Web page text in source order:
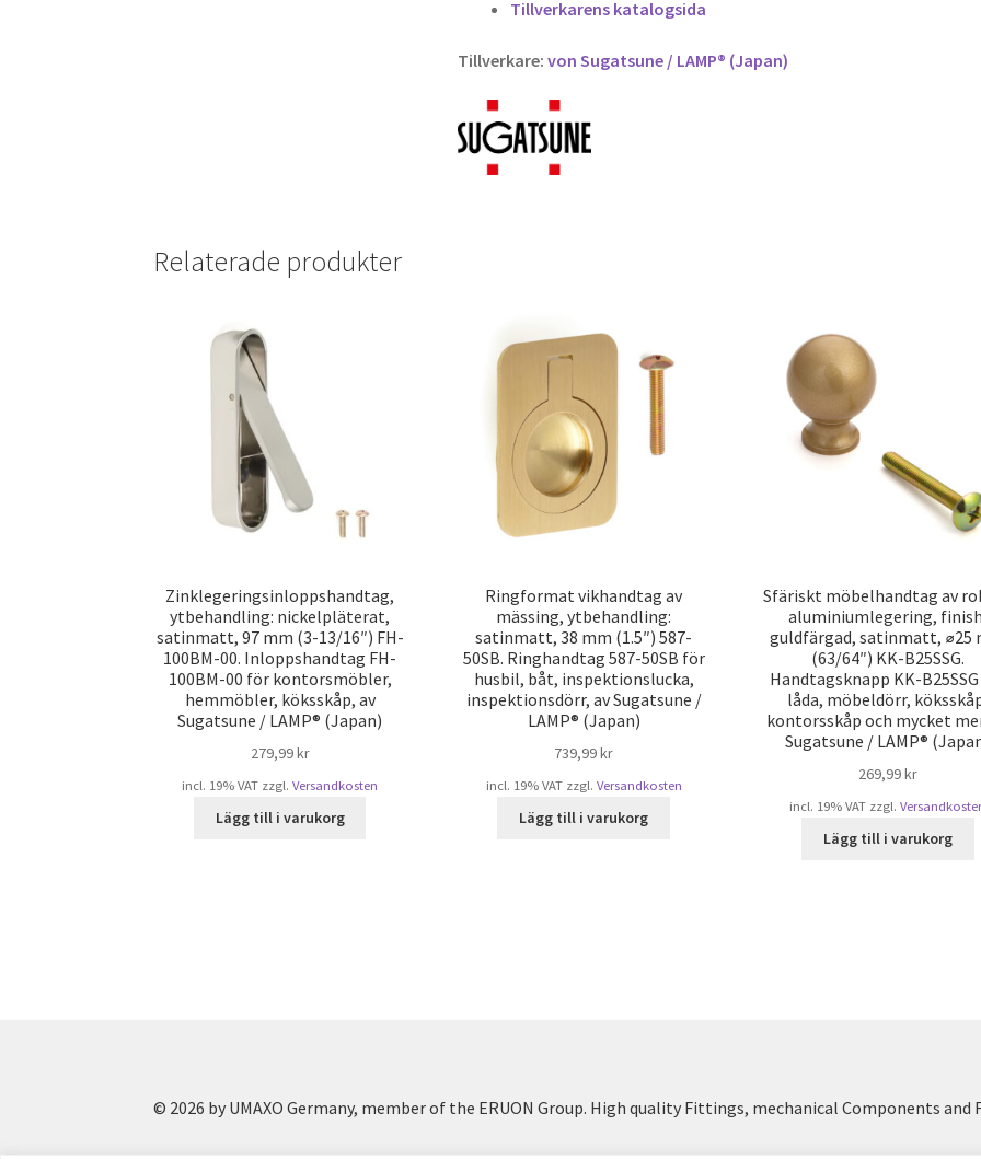
Tillverkarens katalogsida
Tillverkare: von Sugatsune / LAMP® (Japan)
Relaterade produkter
Zinklegeringsinloppshandtag,
ytbehandling: nickelpläterat,
satinmatt, 97 mm (3-13/16″) FH-
100BM-00. Inloppshandtag FH-
100BM-00 för kontorsmöbler,
hemmöbler, köksskåp, av
Sugatsune / LAMP® (Japan)
279,99kr
incl. 19% VAT zzgl.Versandkosten
Lägg till i varukorg
Ringformat vikhandtag av
mässing, ytbehandling:
satinmatt, 38 mm (1.5″) 587-
50SB. Ringhandtag 587-50SB för
husbil, båt, inspektionslucka,
inspektionsdörr, av Sugatsune /
LAMP® (Japan)
739,99kr
incl. 19% VAT zzgl. Versandkosten
Lägg till i varukorg
Sfäriskt möbelhandtag av
aluminiumlegering,
guldfärgad, satinmatt, ⌀25
(63/64″) KK-B25SSG.
Handtagsknapp KK-
låda, möbeldörr,
kontorsskåp och mycket
Sugatsune / LAMP®
269,99kr
incl. 19% VAT zzgl.
Lägg till i varukorg
© 2026 by UMAXO Germany, member of the ERUON Group. High quality Fittings, mechanical Components and